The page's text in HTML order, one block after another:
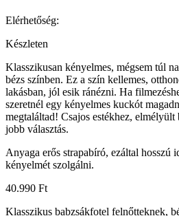
Elérhetőség:
Készleten
Klasszikusan kényelmes, mégsem túl
bézs színben. Ez a szín kellemes,
lakásban, jól esik ránézni. Ha
szeretnél egy kényelmes kuckót
megtaláltad! Csajos estékhez, elmélyült
jobb választás.
Anyaga erős strapabíró, ezáltal hosszú
kényelmét szolgálni.
40.990 Ft
Klasszikus babzsákfotel felnőtteknek,